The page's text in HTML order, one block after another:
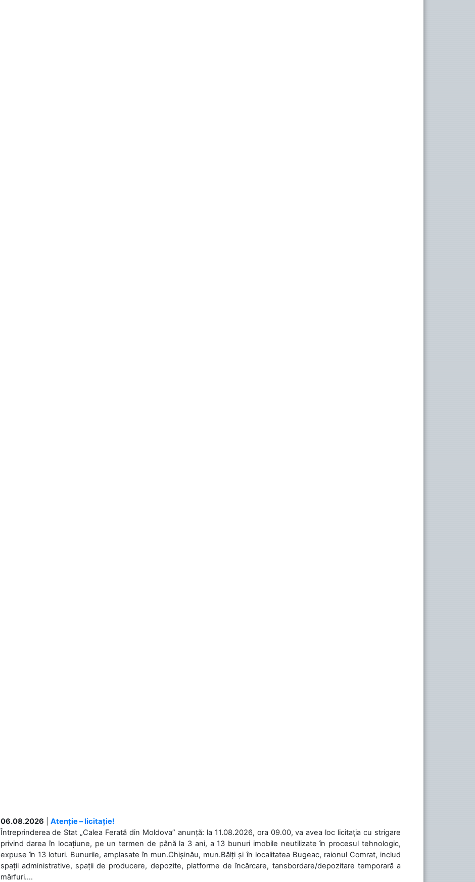
06.08.2026
Atenție – licitație!
Întreprinderea de Stat „Calea Ferată din Moldova” anunță: la 11.08.2026, ora 09.00, va avea loc licitaţia cu strigare
privind darea în locațiune, pe un termen de până la 3 ani, a 13 bunuri imobile neutilizate în procesul tehnologic,
expuse în 13 loturi. Bunurile, amplasate în mun.Chișinău, mun.Bălți și în localitatea Bugeac, raionul Comrat, includ
spații administrative, spații de producere, depozite, platforme de încărcare, tansbordare/depozitare temporară a
mărfuri....